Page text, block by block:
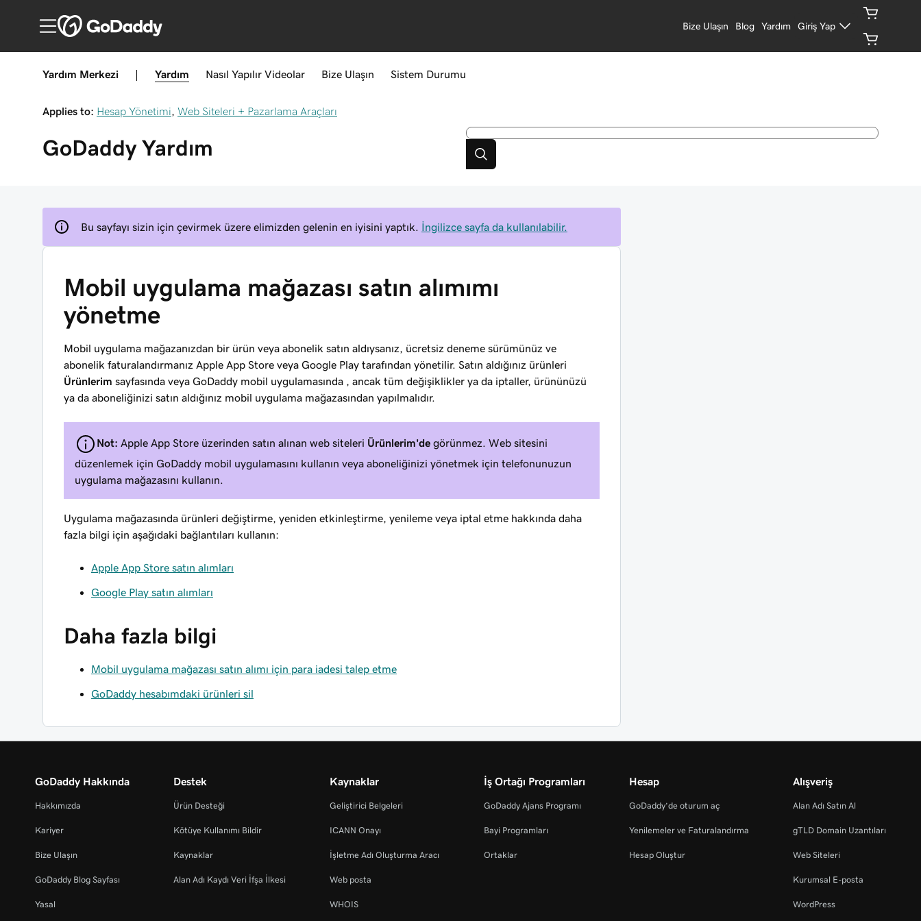
Bize Ulaşın Blog Yardım Giriş Yap
Yardım Merkezi Yardım Nasıl Yapılır Videolar Bize Ulaşın Sistem Durumu
Applies to: Hesap Yönetimi Web Siteleri + Pazarlama Araçları
GoDaddy Yardım
Bu sayfayı sizin için çevirmek üzere elimizden gelenin en iyisini yaptık. İngilizce sayfa da kullanılabilir.
Mobil uygulama mağazası satın alımımı
yönetme
Mobil uygulama mağazanızdan bir ürün veya abonelik satın aldıysanız, ücretsiz deneme sürümünüz ve
abonelik faturalandırmanız Apple App Store veya Google Play tarafından yönetilir. Satın aldığınız ürünleri
Ürünlerim sayfasında veya GoDaddy mobil uygulamasında , ancak tüm değişiklikler ya da iptaller, ürününüzü
ya da aboneliğinizi satın aldığınız mobil uygulama mağazasından yapılmalıdır.
Not: Apple App Store üzerinden satın alınan web siteleri Ürünlerim'de görünmez. Web sitesini
düzenlemek için GoDaddy mobil uygulamasını kullanın veya aboneliğinizi yönetmek için telefonunuzun
uygulama mağazasını kullanın.
Uygulama mağazasında ürünleri değiştirme, yeniden etkinleştirme, yenileme veya iptal etme hakkında daha
fazla bilgi için aşağıdaki bağlantıları kullanın:
Apple App Store satın alımları
Google Play satın alımları
Daha fazla bilgi
Mobil uygulama mağazası satın alımı için para iadesi talep etme
GoDaddy hesabımdaki ürünleri sil
GoDaddy Hakkında
Hakkımızda
Kariyer
Bize Ulaşın
GoDaddy Blog Sayfası
Yasal
Destek
Ürün Desteği
Kötüye Kullanımı Bildir
Kaynaklar
Alan Adı Kaydı Veri İfşa İlkesi
Kaynaklar
Geliştirici Belgeleri
ICANN Onayı
İşletme Adı Oluşturma Aracı
Web posta
WHOIS
İş Ortağı Programları
GoDaddy Ajans Programı
Bayi Programları
Ortaklar
Hesap
GoDaddy’de oturum aç
Yenilemeler ve Faturalandırma
Hesap Oluştur
Alışveriş
Alan Adı Satın Al
gTLD Domain Uzantıları
Web Siteleri
Kurumsal E-posta
WordPress